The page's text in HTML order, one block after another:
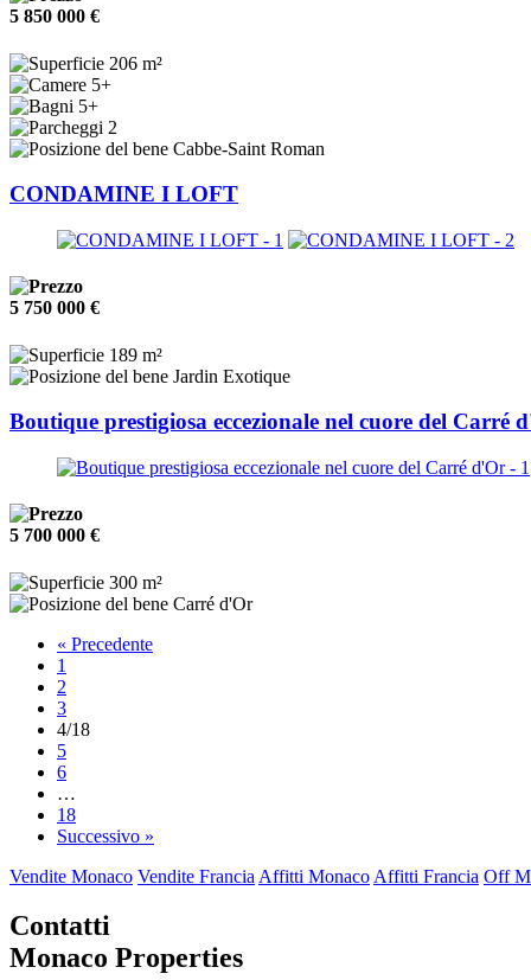
5 850 000 €
206 m²
5+
5+
2
Cabbe-Saint Roman
CONDAMINE I LOFT
5 750 000 €
189 m²
Jardin Exotique
Boutique prestigiosa eccezionale nel cuore del Carré
5 700 000 €
300 m²
Carré d'Or
« Precedente
1
2
3
4/18
5
6
…
18
Successivo »
Vendite Monaco Vendite Francia Affitti Monaco Affitti Francia Off
Contatti
Monaco Properties